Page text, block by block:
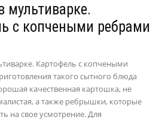
мультиварке.
с копчеными ребрами
Картофель с копчеными
такого сытного блюда
качественная картошка, не
а также ребрышки, которые
на свое усмотрение. Для